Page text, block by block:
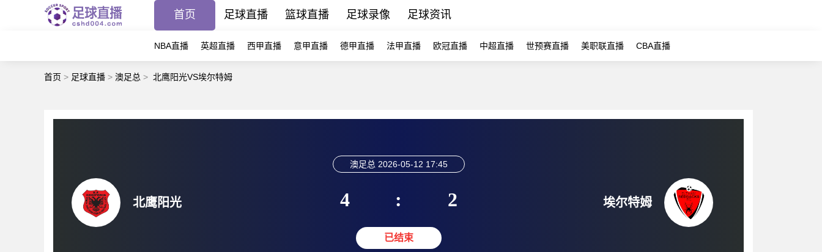
首页 足球直播 篮球直播 足球录像 足球资讯
NBA直播 英超直播 西甲直播 意甲直播 德甲直播 法甲直播 欧冠直播 中超直播 世预赛直播 美职联直播 CBA直播
首页 > 足球直播 > 澳足总 > 北鹰阳光VS埃尔特姆
北鹰阳光
澳足总 2026-05-12 17:45
4 : 2
已结束
埃尔特姆